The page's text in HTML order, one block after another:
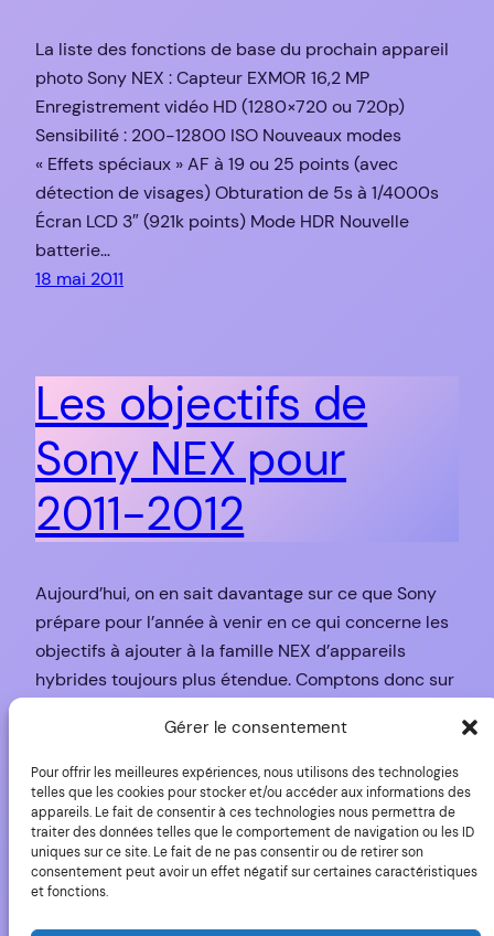
Gérer le consentement
Pour offrir les meilleures expériences, nous utilisons des technologies
telles que les cookies pour stocker et/ou accéder aux informations des
appareils. Le fait de consentir à ces technologies nous permettra de
traiter des données telles que le comportement de navigation ou les ID
uniques sur ce site. Le fait de ne pas consentir ou de retirer son
consentement peut avoir un effet négatif sur certaines caractéristiques
et fonctions.
La liste des fonctions de base du prochain appareil
photo Sony NEX : Capteur EXMOR 16,2 MP
Enregistrement vidéo HD (1280×720 ou 720p)
Sensibilité : 200-12800 ISO Nouveaux modes
« Effets spéciaux » AF à 19 ou 25 points (avec
détection de visages) Obturation de 5s à 1/4000s
Écran LCD 3″ (921k points) Mode HDR Nouvelle
batterie…
18 mai 2011
Les objectifs de
Sony NEX pour
2011-2012
Aujourd’hui, on en sait davantage sur ce que Sony
prépare pour l’année à venir en ce qui concerne les
objectifs à ajouter à la famille NEX d’appareils
hybrides toujours plus étendue. Comptons donc sur
soit de Zeiss : Sony 30mm macro Sony 50mm f/1.8
Zeiss 24mm f/1.7…
16 mai 2011
Le Sony NEX-5